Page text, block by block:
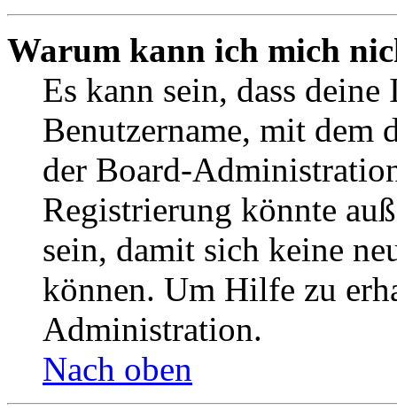
Warum kann ich mich
Es kann sein, dass
Benutzername, mit dem
der Board-
Registrierung könnte
sein, damit sich keine
können. Um Hilfe zu
Administration.
Nach oben